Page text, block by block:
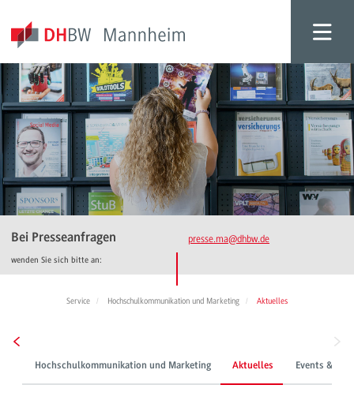
Bei Presseanfragen
wenden Sie sich bitte an:
presse.ma@dhbw.de
Service Hochschulkommunikation und Marketing Aktuelles
Hochschulkommunikation und Marketing Aktuelles Events &